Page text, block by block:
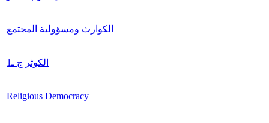
الكوارث ومسؤولية المجتمع
الكوثر ج ـ1
Religious Democracy